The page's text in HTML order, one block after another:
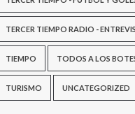
TERCER TIEMPO RADIO -
TIEMPO TODOS A LOS
TURISMO UNCATEGORIZED